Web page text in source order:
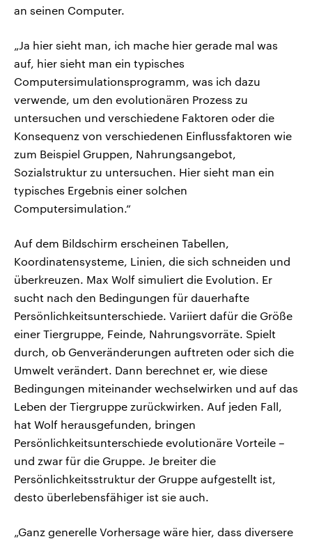
an seinen Computer.
„Ja hier sieht man, ich mache hier gerade mal was
auf, hier sieht man ein typisches
Computersimulationsprogramm, was ich dazu
verwende, um den evolutionären Prozess zu
untersuchen und verschiedene Faktoren oder die
Konsequenz von verschiedenen Einflussfaktoren wie
zum Beispiel Gruppen, Nahrungsangebot,
Sozialstruktur zu untersuchen. Hier sieht man ein
typisches Ergebnis einer solchen
Computersimulation.“
Auf dem Bildschirm erscheinen Tabellen,
Koordinatensysteme, Linien, die sich schneiden und
überkreuzen. Max Wolf simuliert die Evolution. Er
sucht nach den Bedingungen für dauerhafte
Persönlichkeitsunterschiede. Variiert dafür die Größe
einer Tiergruppe, Feinde, Nahrungsvorräte. Spielt
durch, ob Genveränderungen auftreten oder sich die
Umwelt verändert. Dann berechnet er, wie diese
Bedingungen miteinander wechselwirken und auf das
Leben der Tiergruppe zurückwirken. Auf jeden Fall,
hat Wolf herausgefunden, bringen
Persönlichkeitsunterschiede evolutionäre Vorteile –
und zwar für die Gruppe. Je breiter die
Persönlichkeitsstruktur der Gruppe aufgestellt ist,
desto überlebensfähiger ist sie auch.
„Ganz generelle Vorhersage wäre hier, dass diversere